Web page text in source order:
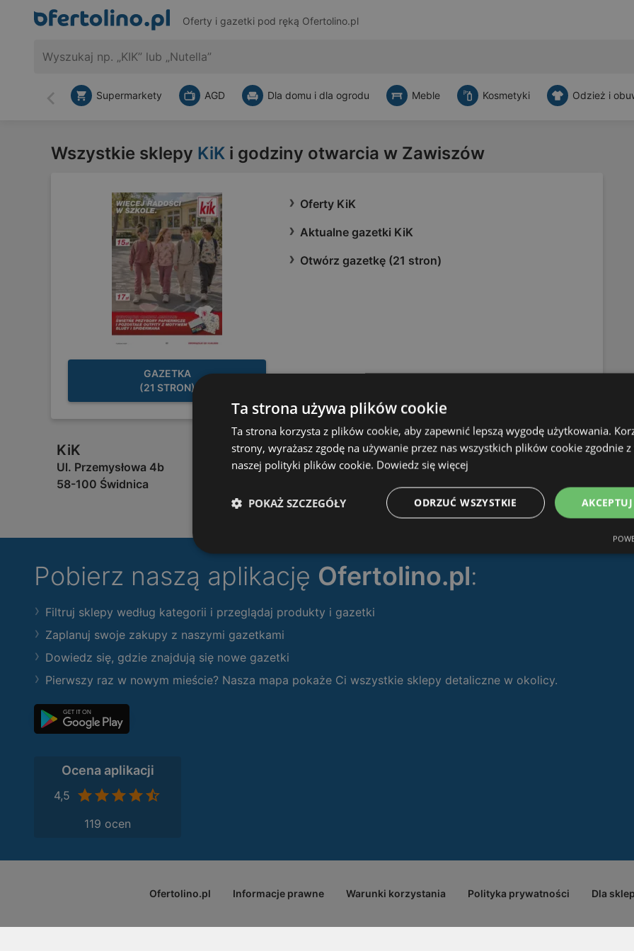
Oferty i gazetki pod ręką Ofertolino.pl
Wstecz
Supermarkety AGD Dla domu i dla ogrodu Meble Kosmetyki Odzież i
Wszystkie sklepy KiK i godziny otwarcia w Zawiszów
GAZETKA
(21 STRON)
Oferty KiK
Aktualne gazetki KiK
Otwórz gazetkę (21 stron)
KiK
Ul. Przemysłowa 4b
58-100 Świdnica
OFERTY: 0
Pobierz naszą aplikację Ofertolino.pl:
Filtruj sklepy według kategorii i przeglądaj produkty i gazetki
Zaplanuj swoje zakupy z naszymi gazetkami
Dowiedz się, gdzie znajdują się nowe gazetki
Pierwszy raz w nowym mieście? Nasza mapa pokaże Ci wszystkie sklepy detaliczne w okolicy.
Ocena aplikacji
4,5
119 ocen
Ofertolino.pl Informacje prawne Warunki korzystania Polityka prywatności Dla
Ta strona używa plików cookie
Ta strona korzysta z plików cookie, aby zapewnić lepszą wygodę użytkowania.
strony, wyrażasz zgodę na używanie przez nas wszystkich plików cookie zgodnie
naszej polityki plików cookie. Dowiedz się więcej
ODRZUĆ WSZYSTKIE
POKAŻ SZCZEGÓŁY